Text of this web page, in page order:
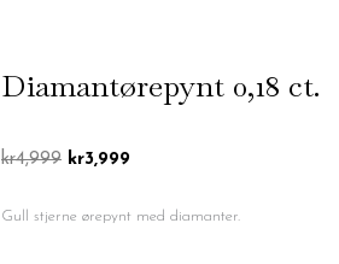
Diamantørepynt 0,18 ct.
kr4,999 Opprinnelig
var:
kr3,999
er:
Gull stjerne ørepynt med diamanter.